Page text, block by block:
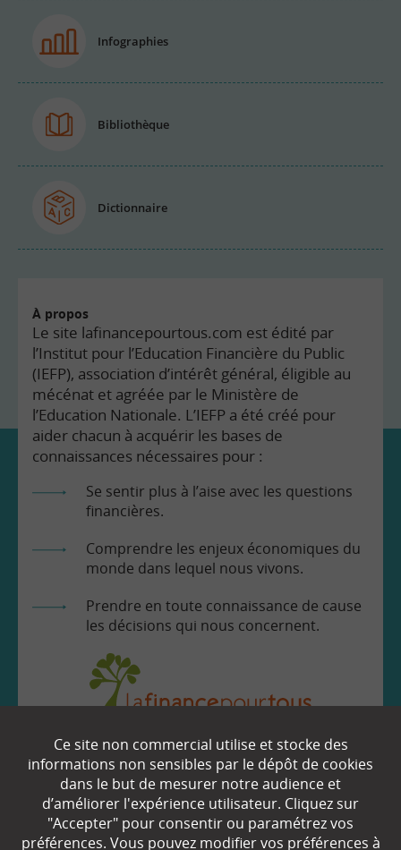
Infographies
Bibliothèque
Dictionnaire
À propos
Le site lafinancepourtous.com est édité par
l’Institut pour l’Education Financière du Public
(IEFP), association d’intérêt général, éligible au
mécénat et agréée par le Ministère de
l’Education Nationale. L’IEFP a été créé pour
aider chacun à acquérir les bases de
connaissances nécessaires pour :
Se sentir plus à l’aise avec les questions
financières.
Comprendre les enjeux économiques du
monde dans lequel nous vivons.
Prendre en toute connaissance de cause
les décisions qui nous concernent.
EN SAVOIR
Qui sommes-nous ?
Ce site non commercial utilise et stocke des
informations non sensibles par le dépôt de cookies
dans le but de mesurer notre audience et
d’améliorer l'expérience utilisateur. Cliquez sur
"Accepter" pour consentir ou paramétrez vos
préférences. Vous pouvez modifier vos préférences à